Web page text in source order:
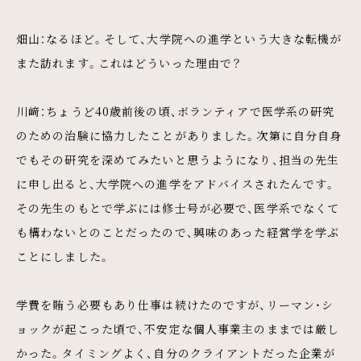
畑山：なるほど。そして、大学院への進学という大きな転機が
また訪れます。これはどういった理由で？
川﨑：ちょうど40歳前後の頃、ボランティアで医学系の研究
のための治験に協力したことがありました。次第に自分自身
でもその研究を深めてみたいと思うようになり、担当の先生
に申し出ると、大学院への進学をアドバイスされたんです。
その先生のもとで学ぶには修士号が必要で、医学系でなくて
も構わないとのことだったので、興味のあった経営学を学ぶ
ことにしました。
学費を賄う必要もあり仕事は続けたのですが、リーマン・シ
ョックが起こった頃で、不安定な個人事業主のままでは厳し
かった。タイミングよく、自分のクライアントだった企業が